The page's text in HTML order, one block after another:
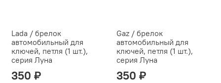
Lada / брелок
автомобильный для
ключей, петля (1 шт.),
серия Луна
350 ₽
Gaz / брелок
автомобильный для
ключей, петля (1 шт.),
серия Луна
350 ₽